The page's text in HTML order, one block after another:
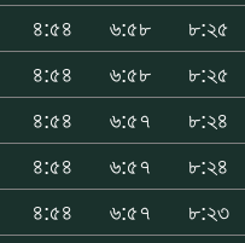
৪:৫৪ ৬:৫৮
৮:২৫
৪:৫৪ ৬:৫৮
৮:২৫
৪:৫৪ ৬:৫৭
৮:২৪
৪:৫৪ ৬:৫৭
৮:২৪
৪:৫৪ ৬:৫৭
৮:২৩